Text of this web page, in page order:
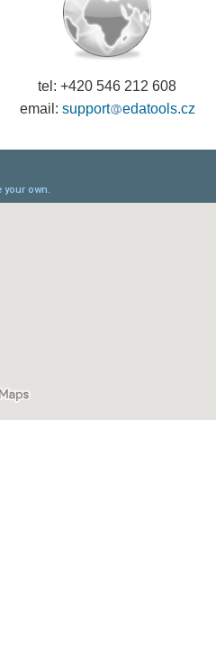
tel: +420 546 212 608
email: support edatools.cz